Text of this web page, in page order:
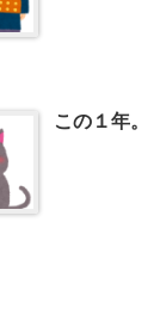
この１年。